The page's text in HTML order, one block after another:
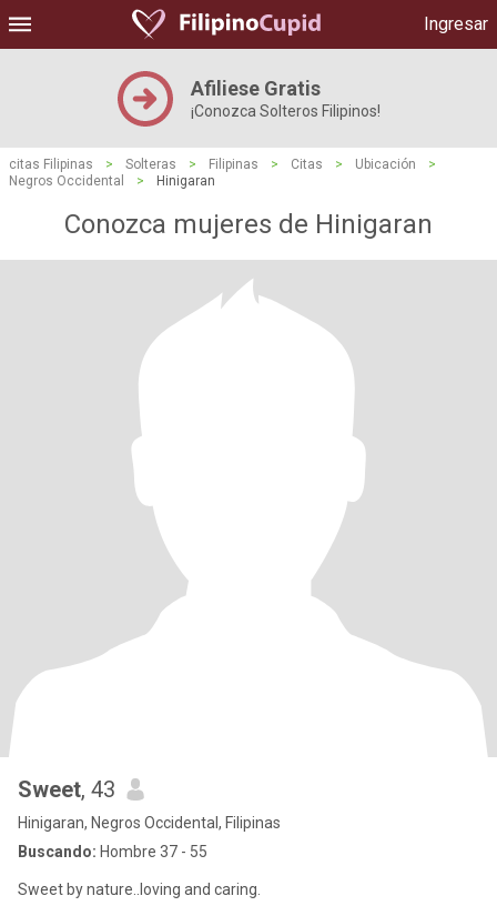
Ingresar
Afiliese Gratis
¡Conozca Solteros Filipinos!
citas Filipinas > Solteras > Filipinas > Citas > Ubicación
>
Negros Occidental
> Hinigaran
Conozca mujeres de Hinigaran
Sweet, 43
Hinigaran, Negros Occidental, Filipinas
Buscando: Hombre 37 - 55
Sweet by nature..loving and caring.